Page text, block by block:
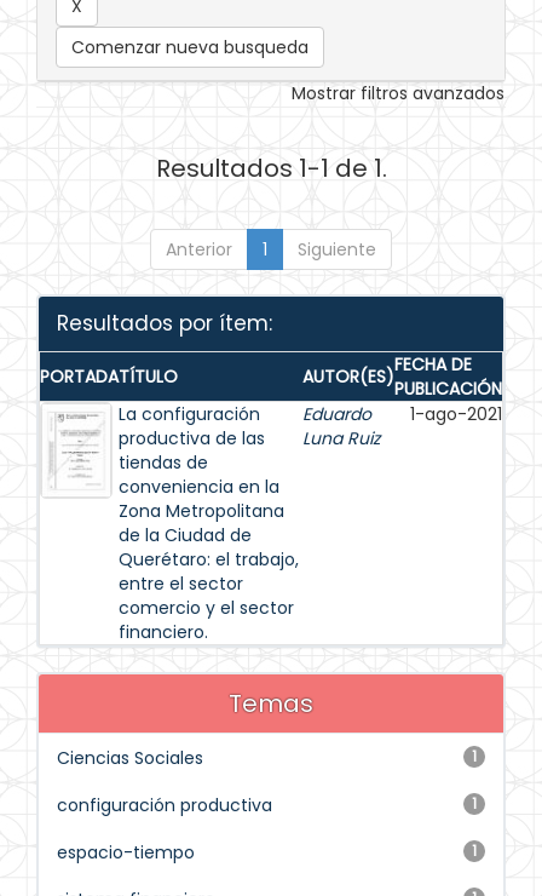
Comenzar nueva busqueda
Mostrar filtros avanzados
Resultados 1-1 de 1.
Anterior 1 Siguiente
Resultados por ítem:
PORTADATÍTULO AUTOR(ES)FECHA DE
PUBLICACIÓN
La configuración
productiva de las
tiendas de
conveniencia en la
Zona Metropolitana
de la Ciudad de
Querétaro: el trabajo,
entre el sector
comercio y el sector
financiero.
Eduardo
Luna Ruiz
1-ago-2021
Temas
1
Ciencias Sociales
1
configuración productiva
1
espacio-tiempo